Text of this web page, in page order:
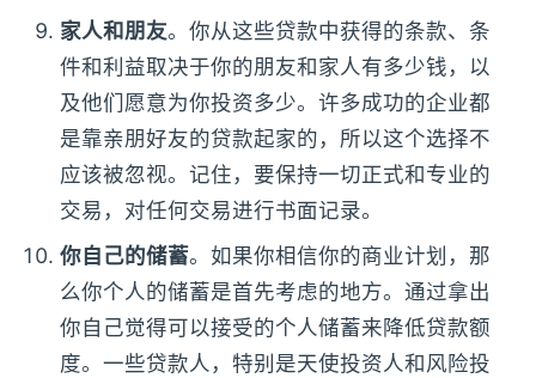
家人和朋友。你从这些贷款中获得的条款、条
件和利益取决于你的朋友和家人有多少钱，以
及他们愿意为你投资多少。许多成功的企业都
是靠亲朋好友的贷款起家的，所以这个选择不
应该被忽视。记住，要保持一切正式和专业的
交易，对任何交易进行书面记录。
你自己的储蓄。如果你相信你的商业计划，那
么你个人的储蓄是首先考虑的地方。通过拿出
你自己觉得可以接受的个人储蓄来降低贷款额
度。一些贷款人，特别是天使投资人和风险投